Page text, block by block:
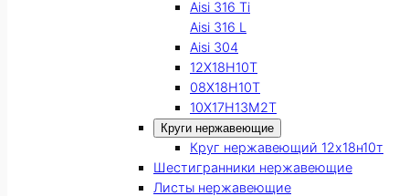
Aisi 316 Ti
Aisi 316 L
Aisi 304
12Х18Н10Т
08Х18Н10Т
10Х17Н13М2Т
Круги нержавеющие
Круг нержавеющий 12х18н10т
Шестигранники нержавеющие
Листы нержавеющие